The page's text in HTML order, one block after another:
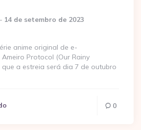
14 de setembro de 2023
anime original de e-
Protocol (Our Rainy
que a estreia será dia 7 de outubro
0